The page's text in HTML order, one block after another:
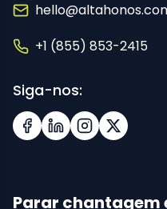
+1 (855) 853-2415
Siga-nos:
Facebook
LinkedInInstagramX (Twitter)
Parar chantagem